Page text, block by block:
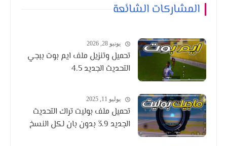
المشاركات الشائعة
يونيو 28, 2026
تحميل وتنزيل ملف ايم بوت ببجي
التحديث الجديد 4.5
يوليو 11, 2025
تحميل ملف بوليت تراك التحديث
الجديد 3.9 بدون بان لكل النسخ